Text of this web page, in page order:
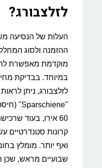
לזלצבורג?
העלות של הנסיעה
ההזמנה ולסוג
מוקדמת מאפשרת
במיוחד. בבדיקת
לזלצבורג, ניתן
60 אירו, בעוד
ואף יותר. מומלץ
שבועיים מראש, שכן